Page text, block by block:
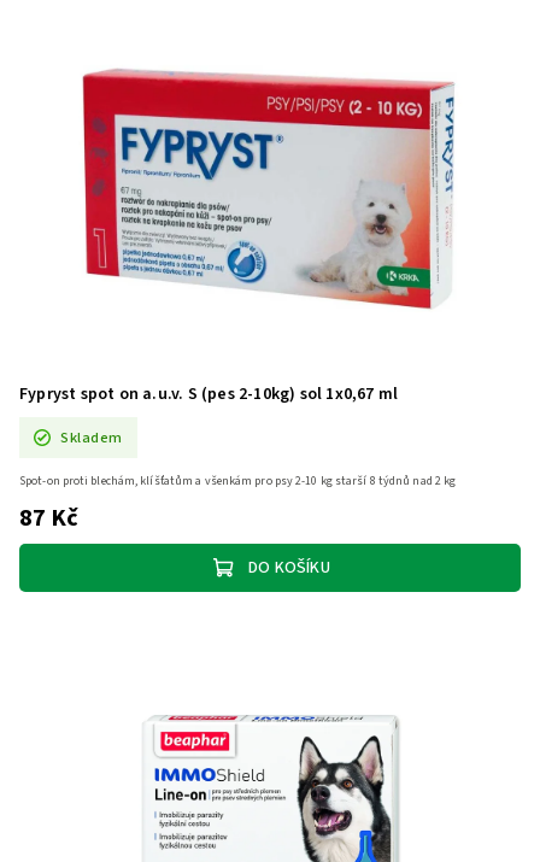
Fypryst spot on a.u.v. S (pes 2-10kg) sol 1x0,67 ml
Skladem
87 Kč
DO KOŠÍKU
Spot-on proti blechám, klíšťatům a všenkám pro psy 2-10 kg starší 8 týdnů nad 2 kg